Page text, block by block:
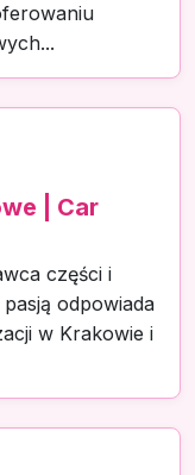
| Car
części i
odpowiada
w Krakowie i